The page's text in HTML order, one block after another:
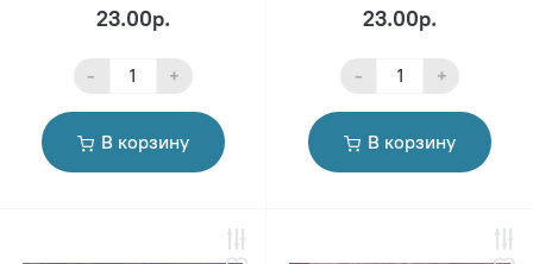
23.00р.
- +
В корзину
23.00р.
- +
В корзину